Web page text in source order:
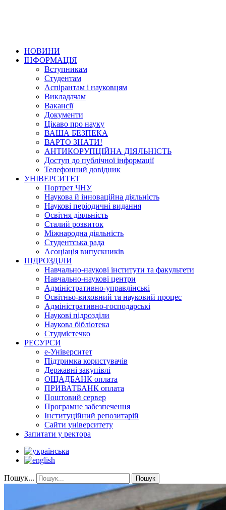
НОВИНИ
ІНФОРМАЦІЯ
Вступникам
Студентам
Аспірантам і науковцям
Викладачам
Вакансії
Документи
Цікаво про науку
ВАША БЕЗПЕКА
ВАРТО ЗНАТИ!
АНТИКОРУПЦІЙНА ДІЯЛЬНІСТЬ
Доступ до публічної інформації
Телефонний довідник
УНІВЕРСИТЕТ
Портрет ЧНУ
Наукова й інноваційна діяльність
Наукові періодичні видання
Освітня діяльність
Сталий розвиток
Міжнародна діяльність
Студентська рада
Асоціація випускників
ПІДРОЗДІЛИ
Навчально-наукові інститути та факультети
Навчально-наукові центри
Адміністративно-управлінські
Освітньо-виховний та науковий процес
Адміністративно-господарські
Наукові підрозділи
Наукова бібліотека
Студмістечко
РЕСУРСИ
е-Університет
Підтримка користувачів
Державні закупівлі
ОЩАДБАНК оплата
ПРИВАТБАНК оплата
Поштовий сервер
Програмне забезпечення
Інституційний репозитарій
Сайти університету
Запитати у ректора
Пошук... Пошук